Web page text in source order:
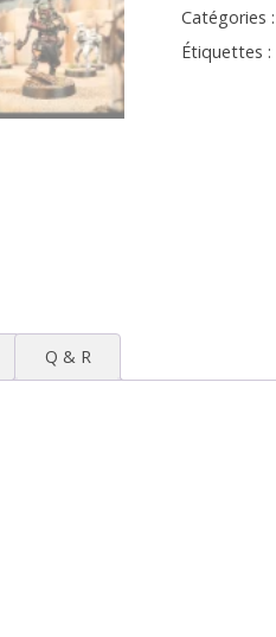
Catégories :
Étiquettes :
Q & R